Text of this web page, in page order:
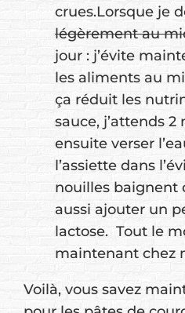
crues.Lorsque je
légèrement au
jour : j’évite
les aliments au
ça réduit les
sauce, j’attends
ensuite verser
l’assiette dans
nouilles baignent
aussi ajouter un
lactose. Tout le
maintenant chez
Voilà, vous savez